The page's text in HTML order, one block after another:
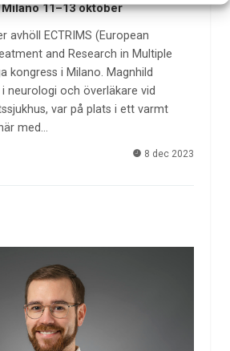
Milano 11–13 oktober
avhöll ECTRIMS (European
and Research in Multiple
kongress i Milano. Magnhild
neurologi och överläkare vid
var på plats i ett varmt
med…
8 dec 2023